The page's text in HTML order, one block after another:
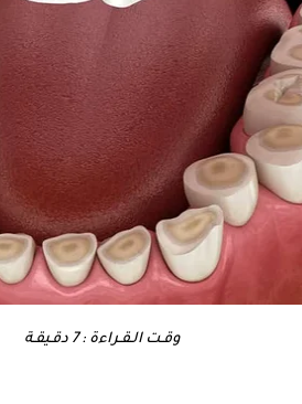
وقـت الـقـراءة : 7 دقـيقـة
زراعة الشعر